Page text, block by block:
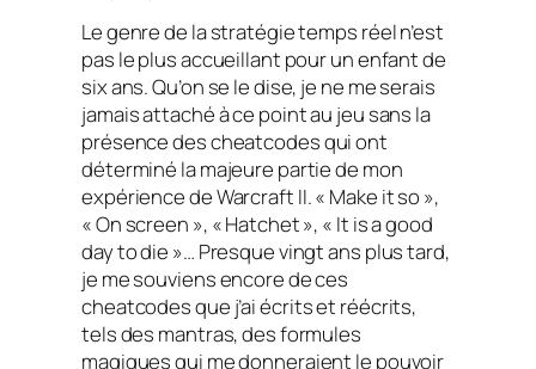
Le genre de la stratégie temps réel n’est
pas le plus accueillant pour un enfant de
six ans. Qu’on se le dise, je ne me serais
jamais attaché à ce point au jeu sans la
présence descheatcodesqui ont
déterminé la majeure partie de mon
expérience deWarcraft II. « Make it so »,
« On screen », « Hatchet », « It is a good
day to die »… Presque vingt ans plus tard,
je me souviens encore de ces
cheatcodesque j’ai écrits et réécrits,
tels des mantras, des formules
magiques qui me donneraient le pouvoir